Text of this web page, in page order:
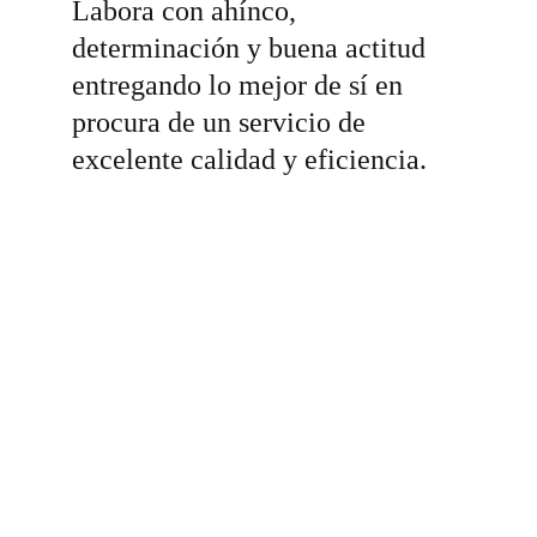
Labora con ahínco,
determinación y buena actitud
entregando lo mejor de sí en
procura de un servicio de
excelente calidad y eficiencia.